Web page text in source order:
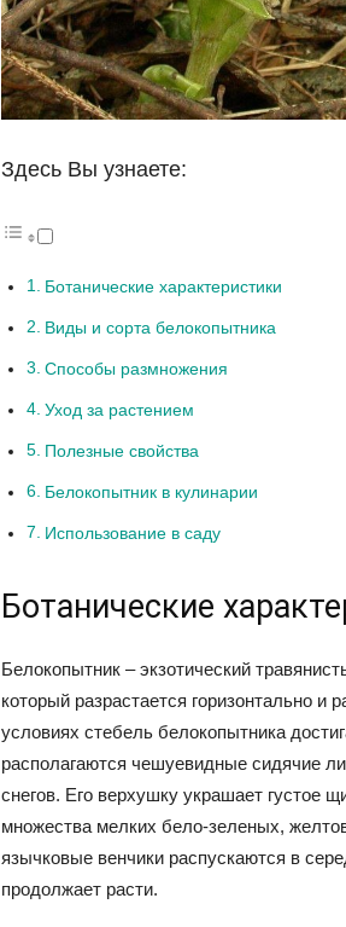
Здесь Вы узнаете:
Ботанические характеристики
Виды и сорта белокопытника
Способы размножения
Уход за растением
Полезные свойства
Белокопытник в кулинарии
Использование в саду
Ботанические
Белокопытник – экзотический
который разрастается горизонтально и
условиях стебель белокопытника
располагаются чешуевидные сидячие
снегов. Его верхушку украшает густое
множества мелких бело-зеленых,
язычковые венчики распускаются в
продолжает расти.